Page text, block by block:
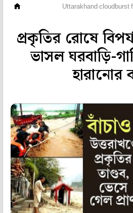
Uttarakhand cloudburst
প্রকৃতির রোষে
ভাসল ঘরবাড়ি-
হারানোর